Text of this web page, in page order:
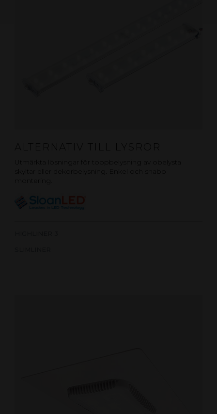
ALTERNATIV TILL LYSRÖR
Utmärkta lösningar för toppbelysning av obelysta
skyltar eller dekorbelysning. Enkel och snabb
montering.